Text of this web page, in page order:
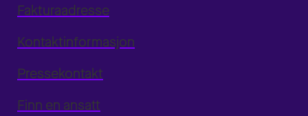
Fakturaadresse
Kontaktinformasjon
Pressekontakt
Finn en ansatt